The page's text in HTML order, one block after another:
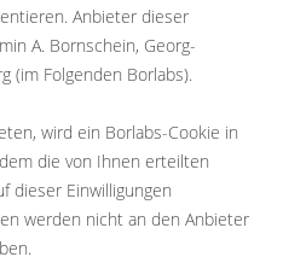
Anbieter dieser
A. Bornschein, Georg-
(im Folgenden Borlabs).
wird ein Borlabs-Cookie in
die von Ihnen erteilten
dieser Einwilligungen
werden nicht an den Anbieter